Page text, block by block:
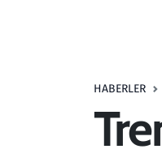
HABERLER